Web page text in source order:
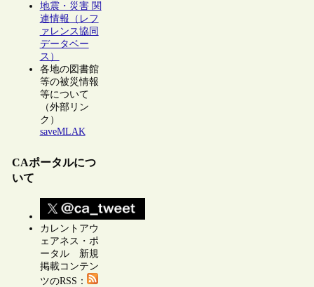
地震・災害 関
連情報（レフ
ァレンス協同
データベー
ス）
各地の図書館
等の被災情報
等について
（外部リン
ク）
saveMLAK
CAポータルにつ
いて
カレントアウ
ェアネス・ポ
ータル 新規
掲載コンテン
ツのRSS：